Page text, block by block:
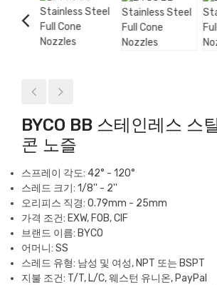
BYCO BB 스테인레스 스
콘 노즐
스프레이 각도: 42° - 120°
스레드 크기: 1/8'' - 2''
오리피스 직경: 0.79mm - 25mm
가격 조건: EXW, FOB, CIF
브랜드 이름: BYCO
어머니: SS
스레드 유형: 남성 및 여성, NPT 또는 BSPT
지불 조건: T/T, L/C, 웨스턴 유니온, PayPal